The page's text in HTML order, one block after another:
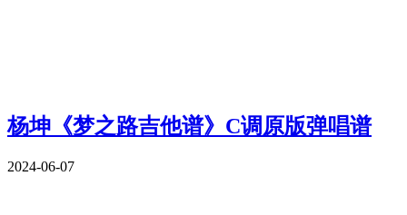
杨坤《梦之路吉他谱》C调原版弹唱谱
2024-06-07